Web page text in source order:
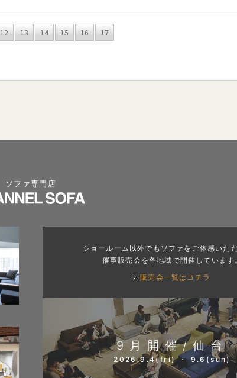
12 13 14 15 16
17
ソファ専門店
ショールーム以外でもソファをご体感いただ
催事販売会を各地域で開催しています
販売会一覧はコチラ
9月開催/仙台
2026.9.4(fri) ・ 9.6(sun)